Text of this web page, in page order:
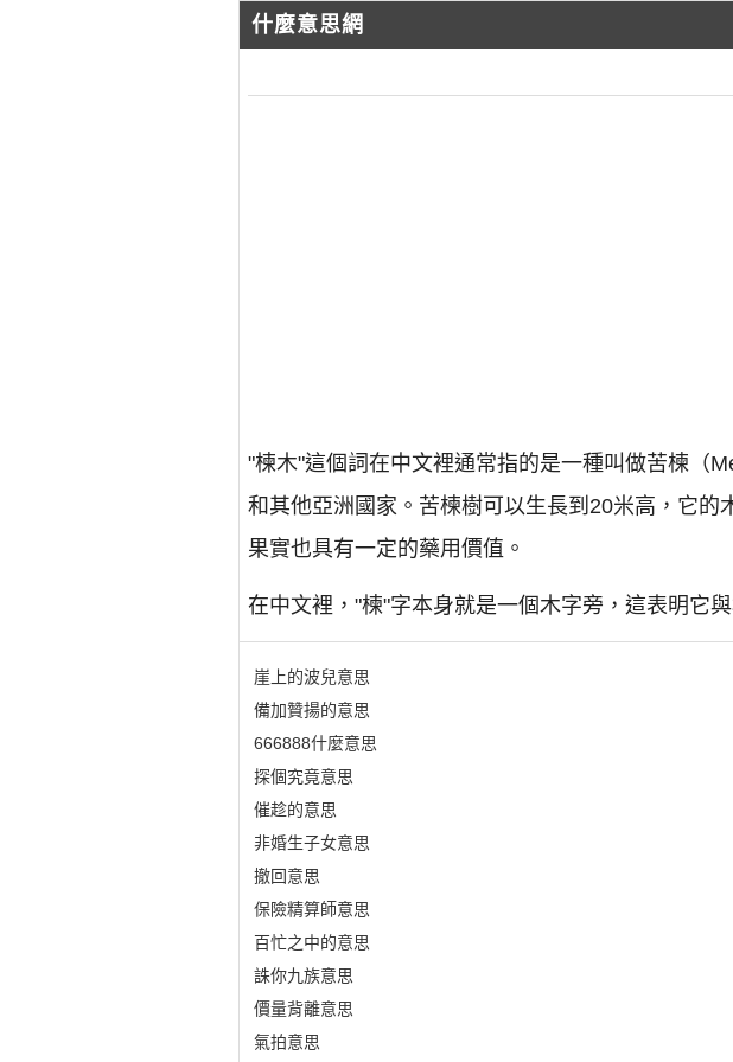
什麼意思網
"楝木"這個詞在中文裡通常指的是一種叫做苦楝（
和其他亞洲國家。苦楝樹可以生長到20米高，它
果實也具有一定的藥用價值。
在中文裡，"楝"字本身就是一個木字旁，這表明它
崖上的波兒意思
備加贊揚的意思
666888什麼意思
探個究竟意思
催趁的意思
非婚生子女意思
撤回意思
保險精算師意思
百忙之中的意思
誅你九族意思
價量背離意思
氣拍意思